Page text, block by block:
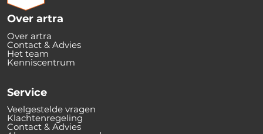
Over artra
Over artra
Contact & Advies
Het team
Kenniscentrum
Service
Veelgestelde vragen
Klachtenregeling
Contact & Advies